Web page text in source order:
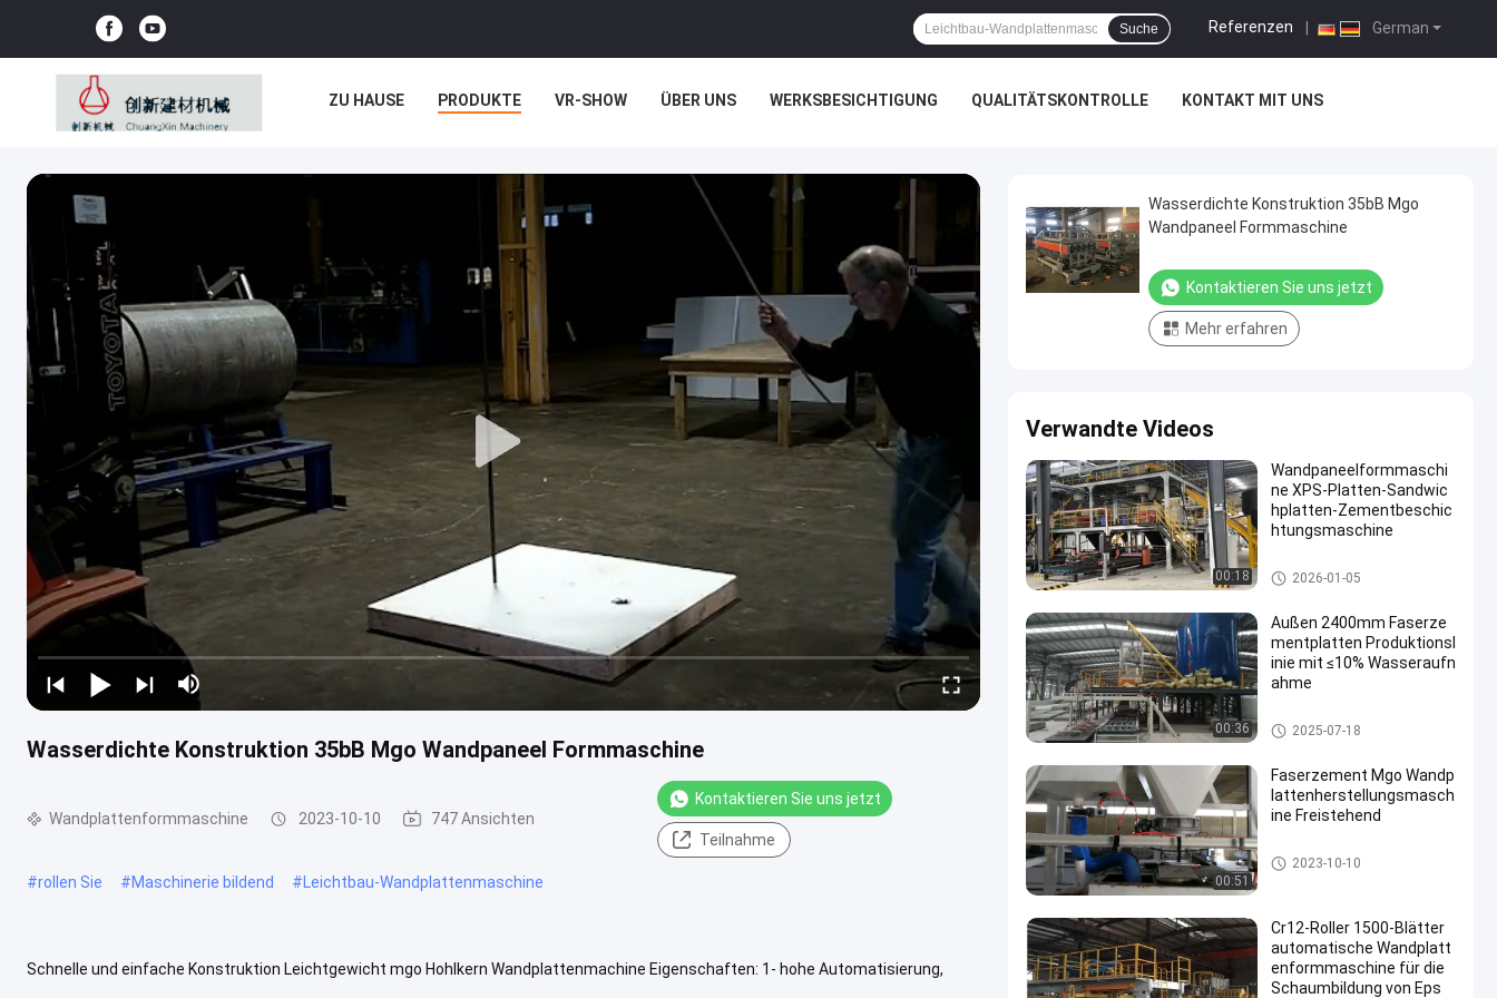
German
Referenzen
Suche
ZU HAUSE PRODUKTE VR-SHOW ÜBER UNS WERKSBESICHTIGUNG QUALITÄTSKONTROLLE KONTAKT MIT UNS
Wasserdichte Konstruktion 35bB Mgo Wandpaneel Formmaschine
Wandplattenformmaschine 2023-10-10 747 Ansichten
Kontaktieren Sie uns jetzt
Teilnahme
#rollen Sie #Maschinerie bildend #Leichtbau-Wandplattenmaschine
Schnelle und einfache Konstruktion Leichtgewicht mgo Hohlkern Wandplattenmachine Eigenschaften: 1- hohe Automatisierung,
Wasserdichte Konstruktion 35bB Mgo
Wandpaneel Formmaschine
Kontaktieren Sie uns jetzt
Mehr erfahren
Verwandte Videos
00:18
Wandpaneelformmaschi
ne XPS-Platten-Sandwic
hplatten-Zementbeschic
htungsmaschine
Wandplattenformmaschine
2026-01-05
00:36
Außen 2400mm Faserze
mentplatten Produktionsl
inie mit ≤10% Wasseraufn
ahme
Produktionslinie für Faserzem
entplatten
2025-07-18
00:51
Faserzement Mgo Wandp
lattenherstellungsmasch
ine Freistehend
Wandplattenformmaschine
2023-10-10
Cr12-Roller 1500-Blätter
automatische Wandplatt
enformmaschine für die
Schaumbildung von Eps